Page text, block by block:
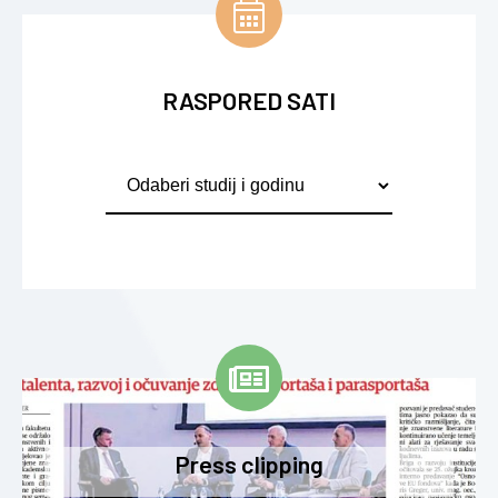
RASPORED SATI
Press clipping